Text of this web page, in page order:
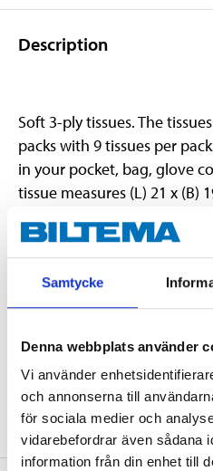
Samtycke
Denna webbplats använder
Vi använder
och annonserna till
för sociala medier och
vidarebefordrar även sådana
information från din enhet till
Description
Soft 3-ply tissues. The
packs with 9 tissues per
in your pocket, bag, glove
tissue measures (L) 21 x (B)
Technical specifications
Dimensions